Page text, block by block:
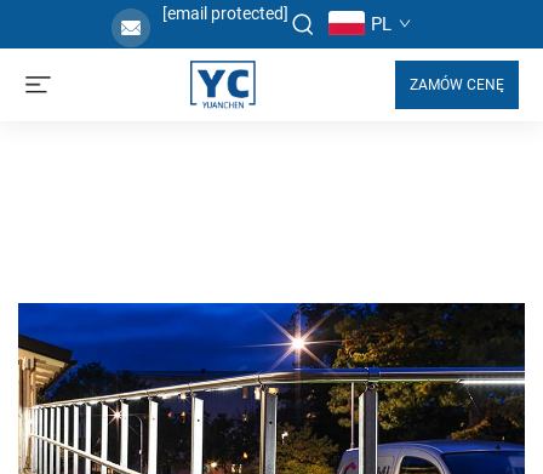
[email protected] PL
ZAMÓW CENĘ